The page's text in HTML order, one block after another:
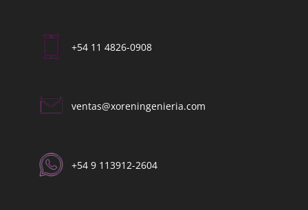
+54 11 4826-0908
ventas@xoreningenieria.com​
+54 9 113912-2604​